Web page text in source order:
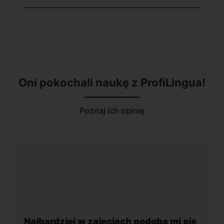
Oni pokochali naukę z ProfiLingua!
Poznaj ich opinię
„Wygodna, nowoczesna szkoła